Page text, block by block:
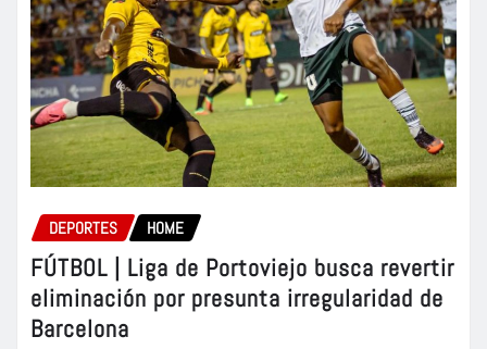
DEPORTES HOME
FÚTBOL | Liga de Portoviejo busca revertir
eliminación por presunta irregularidad de
Barcelona